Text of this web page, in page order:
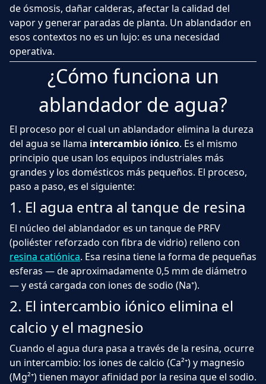
de ósmosis, dañar calderas, afectar la calidad del
vapor y generar paradas de planta. Un ablandador en
esos contextos no es un lujo: es una necesidad
operativa.
¿Cómo funciona un
ablandador de agua?
El proceso por el cual un ablandador elimina la dureza
del agua se llama intercambio iónico. Es el mismo
principio que usan los equipos industriales más
grandes y los domésticos más pequeños. El proceso,
paso a paso, es el siguiente:
1. El agua entra al tanque de resina
El núcleo del ablandador es un tanque de PRFV
(poliéster reforzado con fibra de vidrio) relleno con
resina catiónica. Esa resina tiene la forma de pequeñas
esferas — de aproximadamente 0,5 mm de diámetro
— y está cargada con iones de sodio (Na⁺).
2. El intercambio iónico elimina el
calcio y el magnesio
Cuando el agua dura pasa a través de la resina, ocurre
un intercambio: los iones de calcio (Ca²⁺) y magnesio
(Mg²⁺) tienen mayor afinidad por la resina que el sodio.